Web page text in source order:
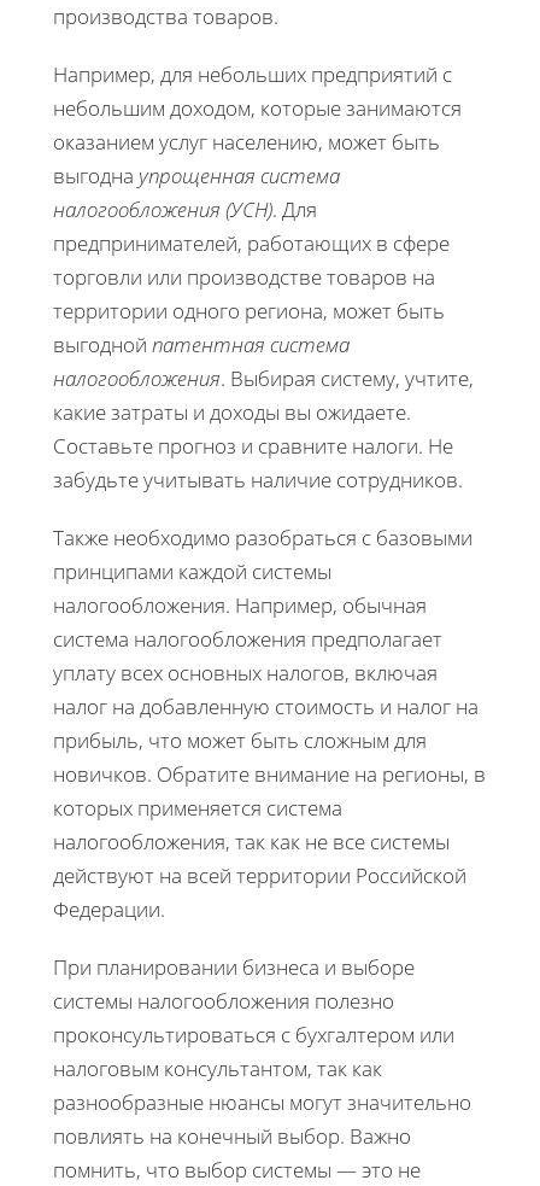
производства товаров.
Например, для небольших предприятий с
небольшим доходом, которые занимаются
оказанием услуг населению, может быть
выгодна упрощенная система
налогообложения (УСН). Для
предпринимателей, работающих в сфере
торговли или производстве товаров на
территории одного региона, может быть
выгодной патентная система
налогообложения. Выбирая систему, учтите,
какие затраты и доходы вы ожидаете.
Составьте прогноз и сравните налоги. Не
забудьте учитывать наличие сотрудников.
Также необходимо разобраться с базовыми
принципами каждой системы
налогообложения. Например, обычная
система налогообложения предполагает
уплату всех основных налогов, включая
налог на добавленную стоимость и налог на
прибыль, что может быть сложным для
новичков. Обратите внимание на регионы, в
которых применяется система
налогообложения, так как не все системы
действуют на всей территории Российской
Федерации.
При планировании бизнеса и выборе
системы налогообложения полезно
проконсультироваться с бухгалтером или
налоговым консультантом, так как
разнообразные нюансы могут значительно
повлиять на конечный выбор. Важно
помнить, что выбор системы — это не